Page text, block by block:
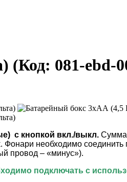
(Код: 081-ebd-
с кнопкой вкл./выкл.
необходимо
провод – «минус»).
подключать с